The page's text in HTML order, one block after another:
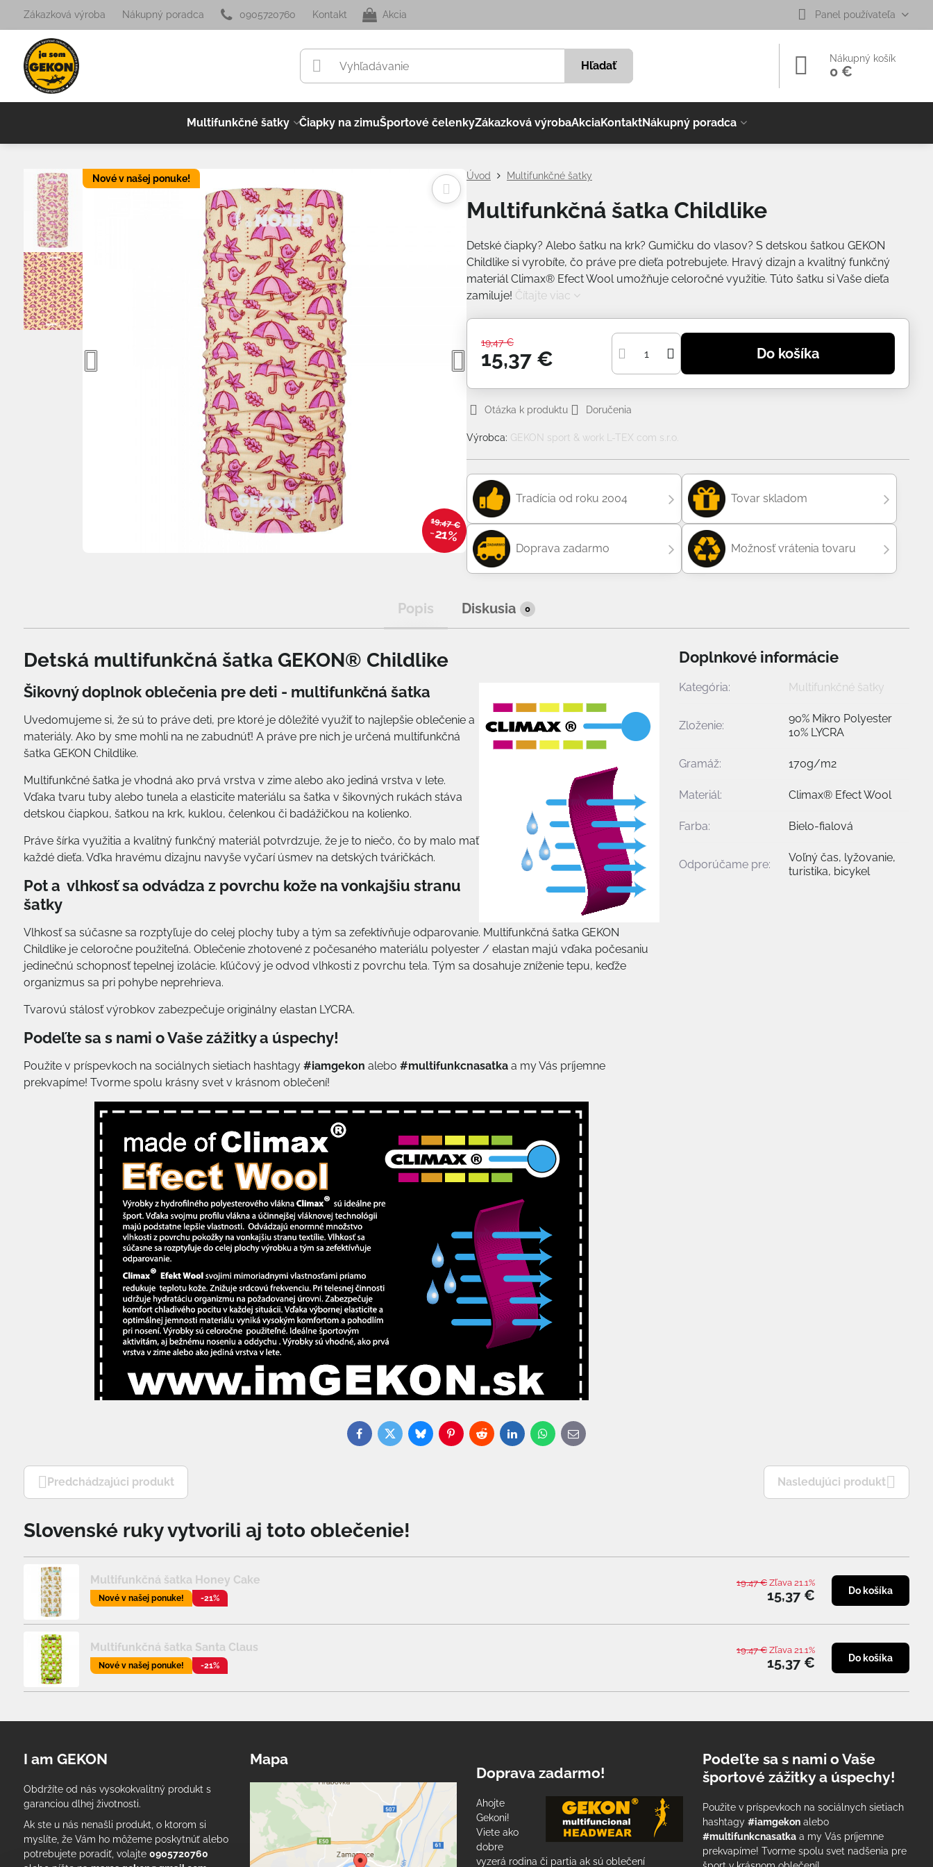
Zákazková výroba Nákupný poradca 0905720760 Kontakt Akcia Panel používateľa
Hľadať
Nákupný košík
0 €
Multifunkčné šatky Čiapky na zimuŠportové čelenkyZákazková výrobaAkciaKontaktNákupný poradca
Nové v našej ponuke!
19,47 €
21%
Úvod Multifunkčné šatky
Multifunkčná šatka Childlike
Detské čiapky? Alebo šatku na krk? Gumičku do vlasov? S detskou šatkou GEKON
Childlike si vyrobíte, čo práve pre dieťa potrebujete. Hravý dizajn a kvalitný funkčný
materiál Climax® Efect Wool umožňuje celoročné využitie. Túto šatku si Vaše dieťa
zamiluje! Čítajte viac
19,47 €
15,37 € Do košíka
Otázka k produktu Doručenia
Výrobca: GEKON sport & work L-TEX com s.r.o.
Tradícia od roku 2004 Tovar skladom
Doprava zadarmo Možnosť vrátenia tovaru
Popis Diskusia 0
Detská multifunkčná šatka GEKON® Childlike
Šikovný doplnok oblečenia pre deti - multifunkčná šatka
Uvedomujeme si, že sú to práve deti, pre ktoré je dôležité využiť to najlepšie oblečenie a
materiály. Ako by sme mohli na ne zabudnúť! A práve pre nich je určená multifunkčná
šatka GEKON Childlike.
Multifunkčné šatka je vhodná ako prvá vrstva v zime alebo ako jediná vrstva v lete.
Vďaka tvaru tuby alebo tunela a elasticite materiálu sa šatka v šikovných rukách stáva
detskou čiapkou, šatkou na krk, kuklou, čelenkou či badážičkou na kolienko.
Práve šírka využitia a kvalitný funkčný materiál potvrdzuje, že je to niečo, čo by malo mať
každé dieťa. Vďka hravému dizajnu navyše vyčarí úsmev na detských tváričkách.
Pot a vlhkosť sa odvádza z povrchu kože na vonkajšiu stranu
šatky
Vlhkosť sa súčasne sa rozptyľuje do celej plochy tuby a tým sa zefektívňuje odparovanie. Multifunkčná šatka GEKON
Childlike je celoročne použiteľná. Oblečenie zhotovené z počesaného materiálu polyester / elastan majú vďaka počesaniu
jedinečnú schopnosť tepelnej izolácie. kľúčový je odvod vlhkosti z povrchu tela. Tým sa dosahuje zníženie tepu, keďže
organizmus sa pri pohybe neprehrieva.
Tvarovú stálosť výrobkov zabezpečuje originálny elastan LYCRA.
Podeľte sa s nami o Vaše zážitky a úspechy!
Použite v príspevkoch na sociálnych sietiach hashtagy #iamgekon alebo #multifunkcnasatkaa my Vás príjemne
prekvapíme! Tvorme spolu krásny svet v krásnom oblečení!
Doplnkové informácie
Kategória: Multifunkčné šatky
Zloženie:
90% Mikro Polyester
10% LYCRA
Gramáž: 170g/m2
Materiál: Climax® Efect Wool
Farba: Bielo-fialová
Odporúčame pre:
Voľný čas, lyžovanie,
turistika, bicykel
Facebook
TwitterBlueskyPinterestRedditLinkedInWhatsApp
E-
mail
Predchádzajúci produkt Nasledujúci produkt
Slovenské ruky vytvorili aj toto oblečenie!
Multifunkčná šatka Honey Cake
Nové v našej ponuke! -21% 15,37 €
19,47 € Zľava 21.1%
Do košíka
Multifunkčná šatka Santa Claus
Nové v našej ponuke! -21% 15,37 €
19,47 € Zľava 21.1%
Do košíka
I am GEKON
Obdržíte od nás vysokokvalitný produkt s
garanciou dlhej životnosti.
Ak ste u nás nenašli produkt, o ktorom si
myslíte, že Vám ho môžeme poskytnúť alebo
potrebujete poradiť, volajte 0905720760
Mapa
Doprava zadarmo!
Ahojte
Gekoni!
Viete ako
dobre
vyzerá rodina či partia ak sú oblečení
Podeľte sa s nami o Vaše
športové zážitky a úspechy!
Použite v príspevkoch na sociálnych sietiach
hashtagy#iamgekon alebo
#multifunkcnasatka a my Vás príjemne
prekvapíme! Tvorme spolu svet nadšenia pre